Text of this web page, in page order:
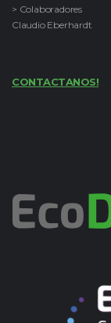
> Colaboradores
Claudio Eberhardt
CONTACTANOS!